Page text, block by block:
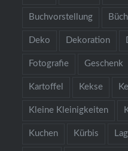
Buchvorstellung
Deko Dekoration
Fotografie Geschenk
Kartoffel Kekse
Kleine Kleinigkeiten
Kuchen Kürbis